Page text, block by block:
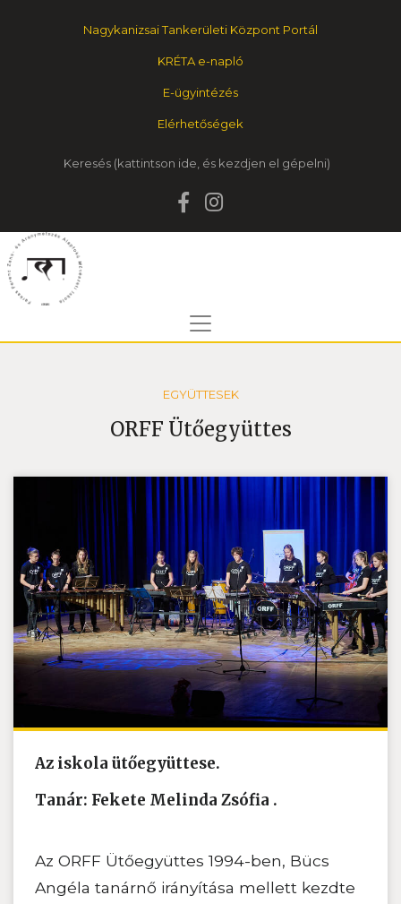
Nagykanizsai Tankerületi Központ Portál
KRÉTA e-napló
E-ügyintézés
Elérhetőségek
Keresés
EGYÜTTESEK
ORFF Ütőegyüttes
Az iskola ütőegyüttese.
Tanár: Fekete Melinda Zsófia .
Az ORFF Ütőegyüttes 1994-ben, Bücs
Angéla tanárnő irányítása mellett kezdte